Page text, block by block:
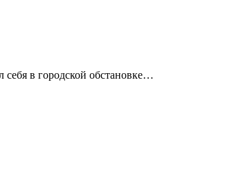
в городской обстановке…